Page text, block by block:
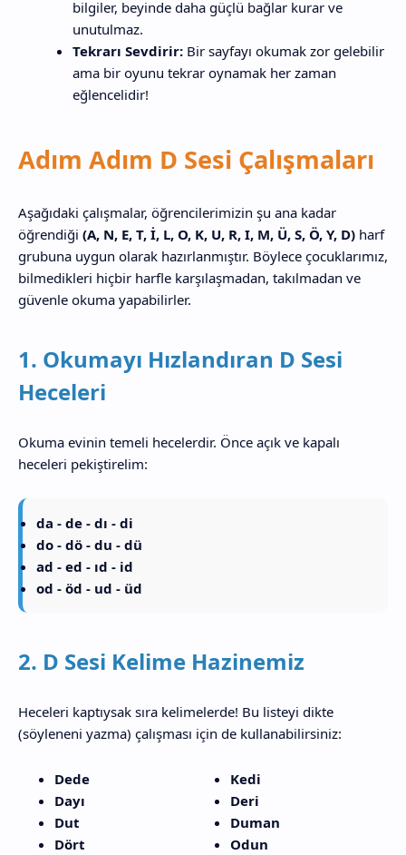
bilgiler, beyinde daha güçlü bağlar kurar ve
unutulmaz.
Tekrarı Sevdirir: Bir sayfayı okumak zor gelebilir
ama bir oyunu tekrar oynamak her zaman
eğlencelidir!
Adım Adım D Sesi Çalışmaları
Aşağıdaki çalışmalar, öğrencilerimizin şu ana kadar
öğrendiği (A, N, E, T, İ, L, O, K, U, R, I, M, Ü, S, Ö, Y, D) harf
grubuna uygun olarak hazırlanmıştır. Böylece çocuklarımız,
bilmedikleri hiçbir harfle karşılaşmadan, takılmadan ve
güvenle okuma yapabilirler.
1. Okumayı Hızlandıran D Sesi
Heceleri
Okuma evinin temeli hecelerdir. Önce açık ve kapalı
heceleri pekiştirelim:
da - de - dı - di
do - dö - du - dü
ad - ed - ıd - id
od - öd - ud - üd
2. D Sesi Kelime Hazinemiz
Heceleri kaptıysak sıra kelimelerde! Bu listeyi dikte
(söyleneni yazma) çalışması için de kullanabilirsiniz:
Dede
Dayı
Dut
Dört
Kedi
Deri
Duman
Odun